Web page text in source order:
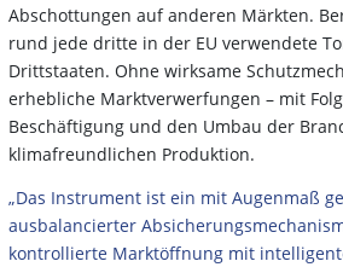
Abschottungen auf anderen Märkten.
rund jede dritte in der EU verwendete
Drittstaaten. Ohne wirksame
erhebliche Marktverwerfungen – mit
Beschäftigung und den Umbau der
klimafreundlichen Produktion.
„Das Instrument ist ein mit Augenmaß
ausbalancierter
kontrollierte Marktöffnung mit